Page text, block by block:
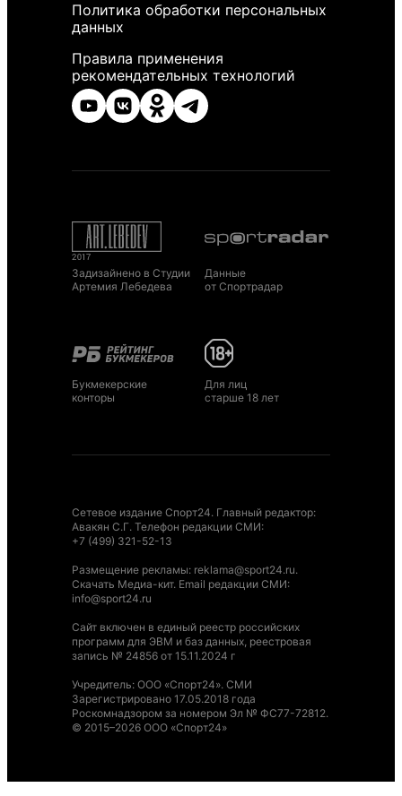
Политика обработки персональных
данных
Правила применения
рекомендательных технологий
Задизайнено в Студии
Артемия Лебедева
Данные
от Спортрадар
Букмекерские
конторы
Для лиц
старше 18 лет
Сетевое издание Спорт24. Главный редактор:
Авакян С.Г. Телефон редакции СМИ:
+7 (499) 321-52-13
Размещение рекламы: reklama@sport24.ru.
Скачать Медиа-кит. Email редакции СМИ:
info@sport24.ru
Сайт включен в единый реестр российских
программ для ЭВМ и баз данных, реестровая
запись № 24856 от 15.11.2024 г
Учредитель: ООО «Спорт24». СМИ
Зарегистрировано 17.05.2018 года
Роскомнадзором за номером Эл № ФС77-72812.
© 2015–2026 ООО «Спорт24»